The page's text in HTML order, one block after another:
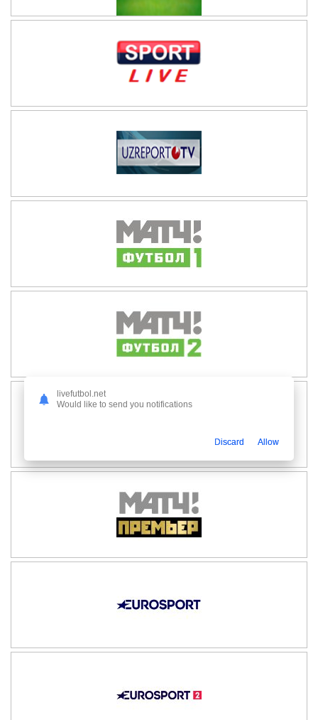
livefutbol.net
Would like to send you notifications
Discard Allow